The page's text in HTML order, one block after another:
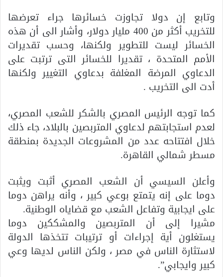
وتابع إن دولا تجاوزت خسائرها جراء تعرضها
للتخريب أكثر من 400 مليار دولار، وأشار الى أن هذه
الخسائر ليست للتطوير ولكنها، وحسب تقديرات
الأمم المتحدة ، تقديرا للخسائر التى ترتبت على
الدعاوي المرضة المغلفة بدعاوي التغيير ولكنها
أدت الى التخريب .
كما توجه الرئيس المصري بالشكر للشعب المصري،
لعدم استجابتهم لدعاوي المتربصين بالبلاد، جاء ذلك
خلال افتتاحه عدد من المشروعات الجديدة بمنطقة
مسطر شمالي القاهرة.
وأعلن السيسي أن الشعب المصري أثبت ويثبت
دوما على إنه يتمتع بوعي كبير ، وأنه يراهن دوما
على ايجابية وتفاعل الشعب مع قضاياه الوطنية.
مشيرا إلى أن المتربصين والمشككين دوما
يستغلون أية إجراءات أو ترتيبات تتخذها الدولة
لاستثارة الناس في مصر ، ولكن الناس لديها وعي
كبير وايجابي”.